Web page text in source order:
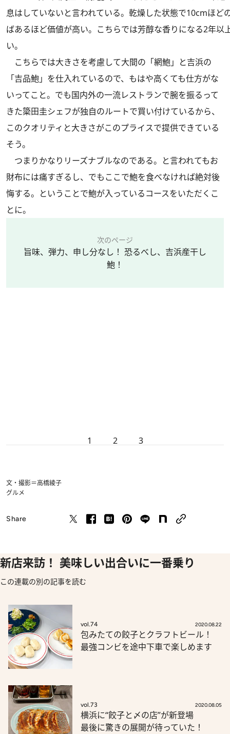
息はしていないと言われている。乾燥した状態で10cmほど
ばあるほど価値が高い。こちらでは芳醇な香りになる2年以
い。
こちらでは大きさを考慮して大間の「網鮑」と吉浜の
「吉品鮑」を仕入れているので、もはや高くても仕方がな
いってこと。でも国内外の一流レストランで腕を振るって
きた簗田圭シェフが独自のルートで買い付けているから、
このクオリティと大きさがこのプライスで提供できている
そう。
つまりかなりリーズナブルなのである。と言われてもお
財布には痛すぎるし、でもここで鮑を食べなければ絶対後
悔する。ということで鮑が入っているコースをいただくこ
とに。
次のページ
旨味、弾力、申し分なし！ 恐るべし、吉浜産干し
鮑！
1 2 3
文・撮影＝高橋綾子
グルメ
Share
新店来訪！ 美味しい出合いに一番乗り
この連載の別の記事を読む
vol.74 2020.08.22
包みたての餃子とクラフトビール！
最強コンビを途中下車で楽しめます
vol.73 2020.08.05
横浜に“餃子と〆の店”が新登場
最後に驚きの展開が待っていた！